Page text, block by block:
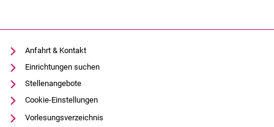
Anfahrt & Kontakt
Einrichtungen suchen
Stellenangebote
Cookie-Einstellungen
Vorlesungsverzeichnis